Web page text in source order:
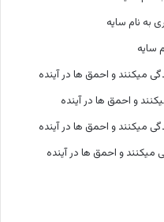
به نام سایه
سایه
میکنند و احمق ها در آینده
و احمق ها در آینده
میکنند و احمق ها در آینده
میکنند و احمق ها در آینده